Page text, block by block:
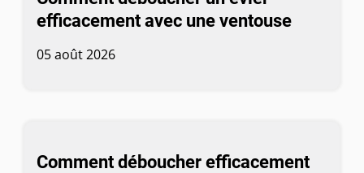
efficacement avec une ventouse
05 août 2026
Comment déboucher efficacement